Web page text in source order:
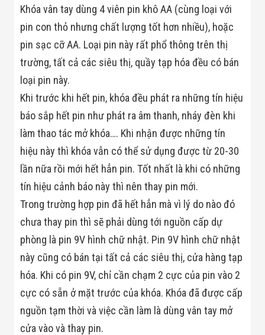
Camera Đo
Thân Nhiệt
THIẾT BỊ
CHUYÊN
DỤNG
Máy Dò Tạp
Tương Tác
Màn Hình LED
Thiết Bị Chống
Ghi Âm
Máy X-Ray
Thực Phẩm
Máy Dò Kim
Loại Công
Thiết Bị Công
Nghệ Cao
Ống Nhòm
Chuyên Dụng
Đo Lực - Sức
Căng - Sức
Nén
Máy Kiểm Tra
Khuyết Tật
Máy Kiểm Tra
Vết Nứt Sản
Phẩm
Khóa vân tay dùng 4 viên pin khô AA (cùng loại với
pin con thỏ nhưng chất lượng tốt hơn nhiều), hoặc
pin sạc cỡ AA. Loại pin này rất phổ thông trên thị
trường, tất cả các siêu thị, quầy tạp hóa đều có bán
loại pin này.
Khi trước khi hết pin, khóa đều phát ra những tín hiệu
báo sắp hết pin như phát ra âm thanh, nháy đèn khi
làm thao tác mở khóa…. Khi nhận được những tín
hiệu này thì khóa vẫn có thể sử dụng được từ 20-30
lần nữa rồi mới hết hẳn pin. Tốt nhất là khi có những
tín hiệu cảnh báo này thì nên thay pin mới.
Trong trường hợp pin đã hết hẳn mà vì lý do nào đó
chưa thay pin thì sẽ phải dùng tới nguồn cấp dự
phòng là pin 9V hình chữ nhật. Pin 9V hình chữ nhật
này cũng có bán tại tất cả các siêu thị, cửa hàng tạp
hóa. Khi có pin 9V, chỉ cần chạm 2 cực của pin vào 2
cực có sẵn ở mặt trước của khóa. Khóa đã được cấp
nguồn tạm thời và việc cần làm là dùng vân tay mở
cửa vào và thay pin.